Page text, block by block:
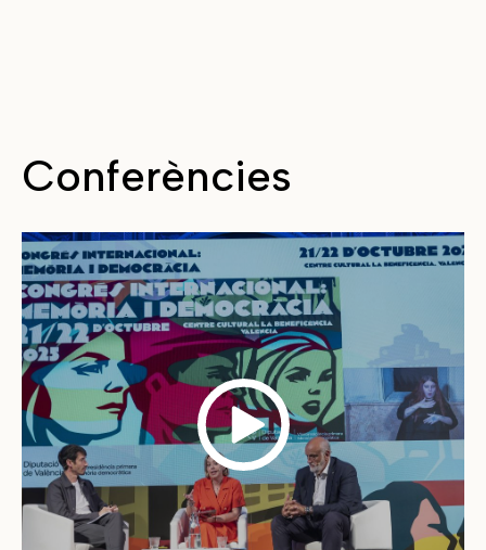
Conferències